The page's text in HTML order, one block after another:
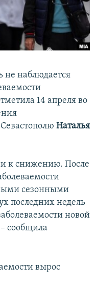
не наблюдается
14 апреля во
Наталья
к снижению. После
сезонными
последних недель
новой
сообщила
вырос